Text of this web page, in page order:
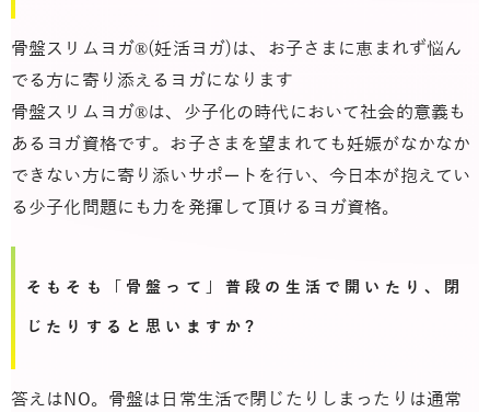
骨盤スリムヨガ®(妊活ヨガ)は、お子さまに恵まれず悩ん
でる方に寄り添えるヨガになります
骨盤スリムヨガ®は、少子化の時代において社会的意義も
あるヨガ資格です。お子さまを望まれても妊娠がなかなか
できない方に寄り添いサポートを行い、今日本が抱えてい
る少子化問題にも力を発揮して頂けるヨガ資格。
そもそも「骨盤って」普段の生活で開いたり、閉
じたりすると思いますか?
答えはNO。骨盤は日常生活で閉じたりしまったりは通常